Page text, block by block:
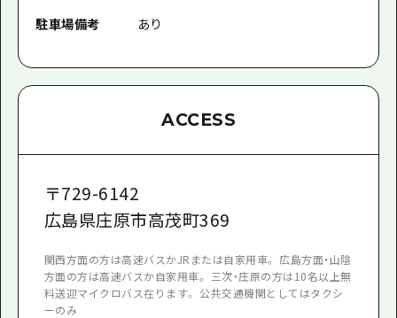
駐車場備考 あり
ACCESS
〒729-6142
広島県庄原市高茂町369
関西方面の方は高速バスかJRまたは自家用車。 広島方面・山陰
方面の方は高速バスか自家用車。 三次・庄原の方は10名以上無
料送迎マイクロバス在ります。 公共交通機関としてはタクシ
ーのみ